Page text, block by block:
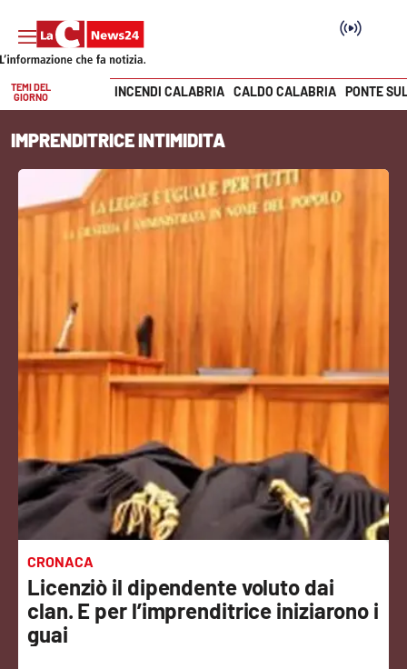
SEZIONI
Cronaca
Politica
Economia e lavoro
Italia Mondo
Sport
Cultura
Podcast
Meteo
Editoriali
Vai
TEMI DEL
GIORNO
INCENDI CALABRIA CALDO CALABRIA PONTE
IMPRENDITRICE INTIMIDITA
CRONACA
Licenziò il dipendente voluto dai
clan. E per l’imprenditrice iniziarono i
guai